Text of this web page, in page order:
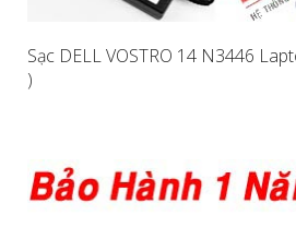
Sạc DELL VOSTRO 14 N3446
)